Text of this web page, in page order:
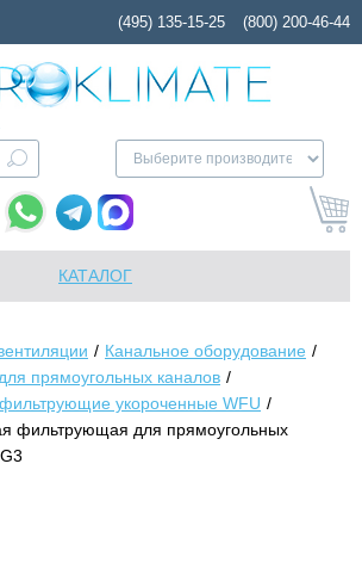
(495) 135-15-25 (800) 200-46-44
КАТАЛОГ
Канальное оборудование
прямоугольных каналов
укороченные WFU
фильтрующая для прямоугольных